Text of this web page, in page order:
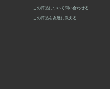
この商品について問い合わせる
この商品を友達に教える